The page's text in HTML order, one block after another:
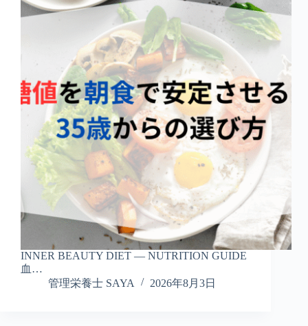
INNER BEAUTY DIET — NUTRITION GUIDE
血…
管理栄養士 SAYA
2026年8月3日